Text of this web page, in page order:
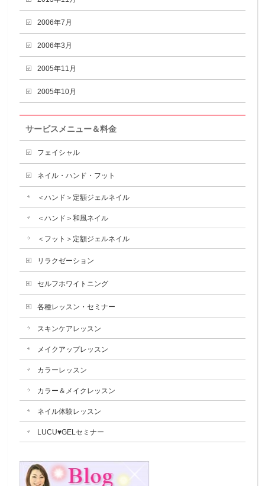
2006年7月
2006年3月
2005年11月
2005年10月
サービスメニュー＆料金
フェイシャル
ネイル・ハンド・フット
＜ハンド＞定額ジェルネイル
＜ハンド＞和風ネイル
＜フット＞定額ジェルネイル
リラクゼーション
セルフホワイトニング
各種レッスン・セミナー
スキンケアレッスン
メイクアップレッスン
カラーレッスン
カラー＆メイクレッスン
ネイル体験レッスン
LUCU♥GELセミナー